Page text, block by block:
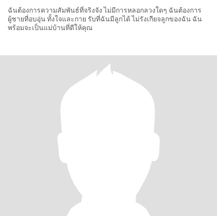
ฉันต้องการความสัมพันธ์ที่จริงจัง ไม่มีการหลอกลวงใดๆ ฉันต้องการ
ผู้ชายที่อบอุ่น ทั้งใจและกาย รับที่ฉันมีลูกได้ ไม่รังเกียจลูกของฉัน ฉัน
พร้อมจะเป็นแม่บ้านที่ดีให้คุณ